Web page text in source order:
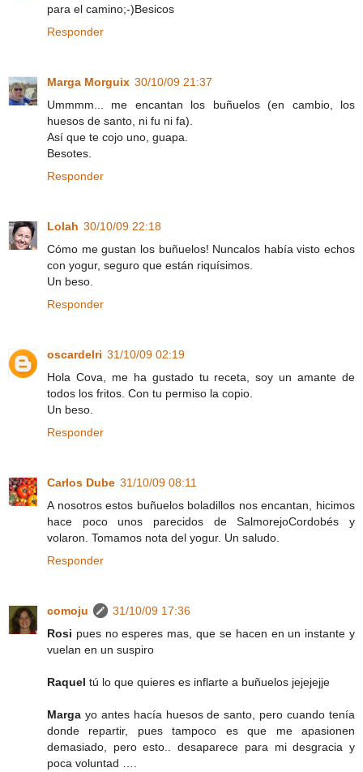
para el camino;-)Besicos
Responder
Marga Morguix 30/10/09 21:37
Ummmm... me encantan los buñuelos (en cambio, los
huesos de santo, ni fu ni fa).
Así que te cojo uno, guapa.
Besotes.
Responder
Lolah 30/10/09 22:18
Cómo me gustan los buñuelos! Nuncalos había visto echos
con yogur, seguro que están riquísimos.
Un beso.
Responder
oscardelri 31/10/09 02:19
Hola Cova, me ha gustado tu receta, soy un amante de
todos los fritos. Con tu permiso la copio.
Un beso.
Responder
Carlos Dube 31/10/09 08:11
A nosotros estos buñuelos boladillos nos encantan, hicimos
hace poco unos parecidos de SalmorejoCordobés y
volaron. Tomamos nota del yogur. Un saludo.
Responder
comoju
31/10/09 17:36
Rosi pues no esperes mas, que se hacen en un instante y
vuelan en un suspiro
Raquel tú lo que quieres es inflarte a buñuelos jejejejje
Marga yo antes hacía huesos de santo, pero cuando tenía
donde repartir, pues tampoco es que me apasionen
demasiado, pero esto.. desaparece para mi desgracia y
poca voluntad ….